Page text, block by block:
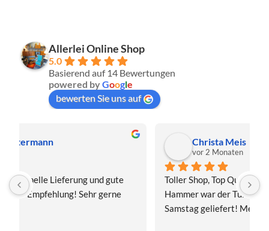
Allerlei Online Shop
5.0
Basierend auf 14 Bewertungen
powered byGoogle
bewerten Sie uns auf
Toller Shop, Top Qualität. Aber der absolute
Hammer war der Turboversand!!! Freitag bestellt,
Samstag geliefert! Mega, nur zu empfehlen👍